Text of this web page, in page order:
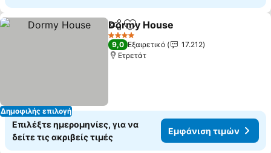
Δημοφιλής επιλογή
Κοινοποίηση
Προσθήκη στα αγαπημένα
Dormy House
4 Αστέρια
9,0 Εξαιρετικό
17.212
Ετρετάτ
Επιλέξτε ημερομηνίες, για να
δείτε τις ακριβείς τιμές
Εμφάνιση τιμών